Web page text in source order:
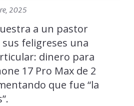
2025
a un pastor
feligreses una
dinero para
17 Pro Max de 2
que fue “la